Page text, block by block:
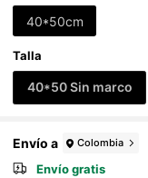
40*50cm
Talla
40*50 Sin marco
Envío a Colombia
Envío gratis